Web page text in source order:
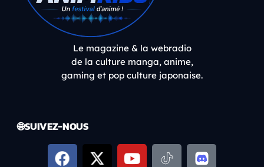
Le magazine & la webradio
de la culture manga, anime,
gaming et pop culture japonaise.
🌐 SUIVEZ-NOUS